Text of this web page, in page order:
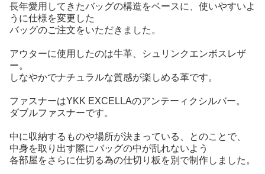
長年愛用してきたバッグの構造をベースに、使いやすいよ
うに仕様を変更した
バッグのご注文をいただきました。
アウターに使用したのは牛革、シュリンクエンボスレザ
ー。
しなやかでナチュラルな質感が楽しめる革です。
ファスナーはYKK EXCELLAのアンテーィクシルバー。
ダブルファスナーです。
中に収納するものや場所が決まっている、とのことで、
中身を取り出す際にバッグの中が乱れないよう
各部屋をさらに仕切る為の仕切り板を別で制作しました。